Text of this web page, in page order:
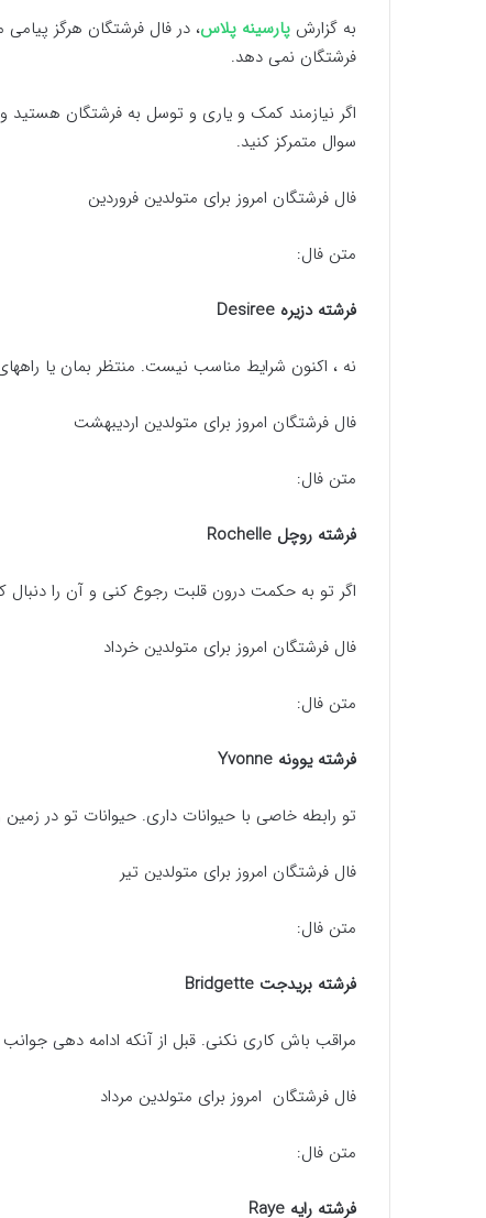
به گزارش پارسینه پلاس، در فال فرشتگان هرگز
فرشتگان نمی دهد.
اگر نیازمند کمک و یاری و توسل به فرشتگان
سوال متمرکز کنید.
فال فرشتگان امروز برای متولدین فروردین
متن فال:
فرشته دزیره Desiree
نه ، اکنون شرایط مناسب نیست. منتظر بمان یا
فال فرشتگان امروز برای متولدین اردیبهشت
متن فال:
فرشته روچل Rochelle
اگر تو به حکمت درون قلبت رجوع کنی و آن را
فال فرشتگان امروز برای متولدین خرداد
متن فال:
فرشته یوونه Yvonne
تو رابطه خاصی با حیوانات داری. حیوانات تو در
فال فرشتگان امروز برای متولدین تیر
متن فال:
فرشته بریدجت Bridgette
مراقب باش کاری نکنی. قبل از آنکه ادامه دهی
فال فرشتگان امروز برای متولدین مرداد
متن فال:
فرشته رایه Raye